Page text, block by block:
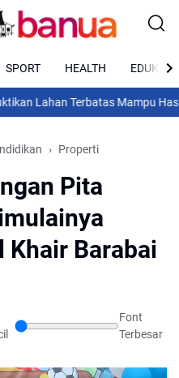
SPORT HEALTH EDUKASI
Terbatas Mampu Hasilkan
Properti
Pita
Khair Barabai
Font
Terbesar